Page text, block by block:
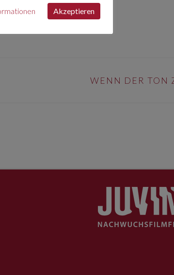
WENN DER TON
Akzeptieren